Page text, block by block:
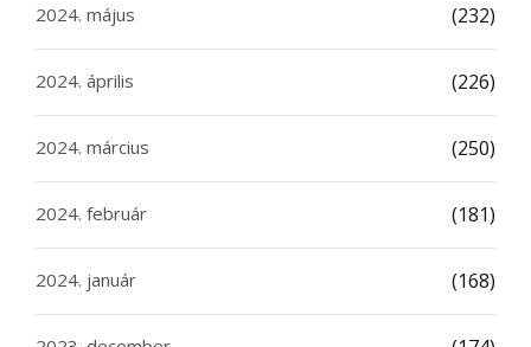
2024. május (232)
2024. április (226)
2024. március (250)
2024. február (181)
2024. január (168)